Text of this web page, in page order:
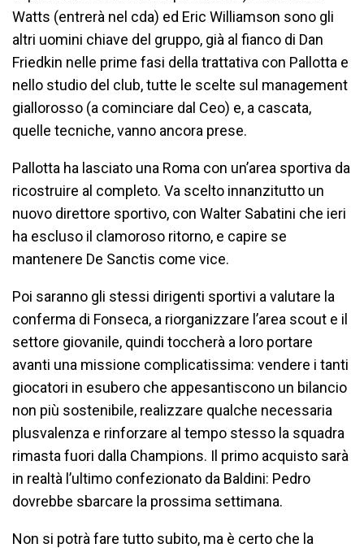
Watts (entrerà nel cda) ed Eric Williamson sono gli
altri uomini chiave del gruppo, già al fianco di Dan
Friedkin nelle prime fasi della trattativa con Pallotta e
nello studio del club, tutte le scelte sul management
giallorosso (a cominciare dal Ceo) e, a cascata,
quelle tecniche, vanno ancora prese.
Pallotta ha lasciato una Roma con un’area sportiva da
ricostruire al completo. Va scelto innanzitutto un
nuovo direttore sportivo, con Walter Sabatini che ieri
ha escluso il clamoroso ritorno, e capire se
mantenere De Sanctis come vice.
Poi saranno gli stessi dirigenti sportivi a valutare la
conferma di Fonseca, a riorganizzare l’area scout e il
settore giovanile, quindi toccherà a loro portare
avanti una missione complicatissima: vendere i tanti
giocatori in esubero che appesantiscono un bilancio
non più sostenibile, realizzare qualche necessaria
plusvalenza e rinforzare al tempo stesso la squadra
rimasta fuori dalla Champions. Il primo acquisto sarà
in realtà l’ultimo confezionato da Baldini: Pedro
dovrebbe sbarcare la prossima settimana.
Non si potrà fare tutto subito, ma è certo che la